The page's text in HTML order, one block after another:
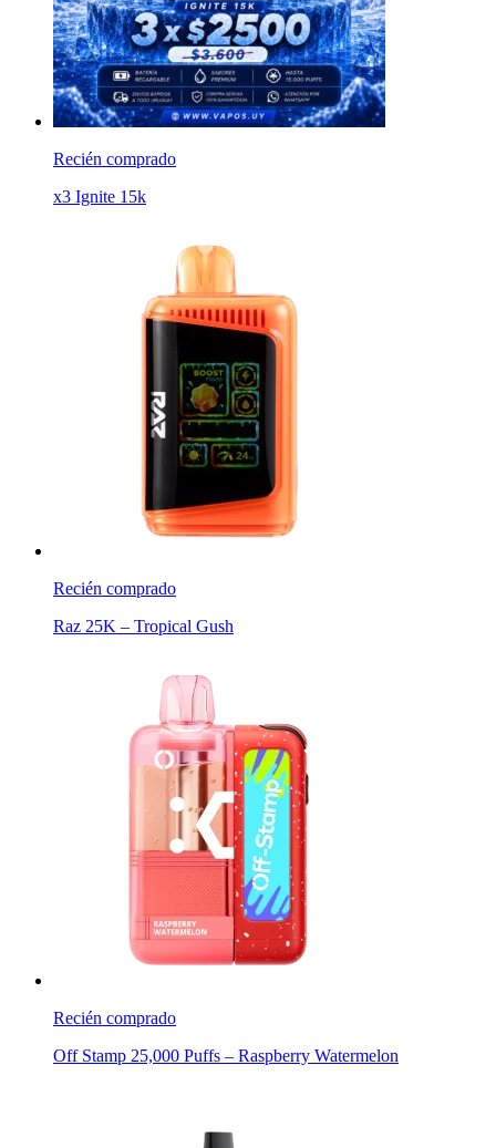
Recién comprado
x3 Ignite 15k
Recién comprado
Raz 25K – Tropical Gush
Recién comprado
Off Stamp 25,000 Puffs – Raspberry Watermelon